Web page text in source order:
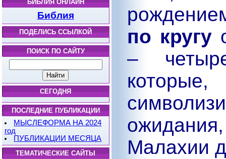
БИБЛИЯ ОНЛАЙН
Библия
ПОДЕЛИСЬ ССЫЛКОЙ
ПОИСК ПО САЙТУ
СЕГОДНЯ
ПОСЛЕДНИЕ ПУБЛИКАЦИИ
МЫСЛЕФОРМА НА 2024
год
ПУБЛИКАЦИИ МЕСЯЦА
ТЕМАТИЧЕСКИЕ САЙТЫ
по кругу
–
Малахии